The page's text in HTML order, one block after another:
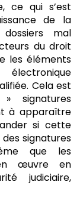
ce qui s’est
de la
mal
du droit
les éléments
Cela est
signatures
à apparaître
si cette
signatures
que les
œuvre en
judiciaire,